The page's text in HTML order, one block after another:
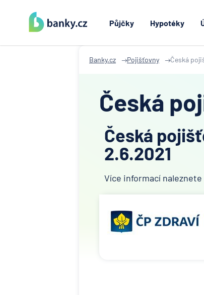
Půjčky Hypotéky
Banky.cz Pojišťovny Česká
Česká
Česká
2.6.2021
Více informací